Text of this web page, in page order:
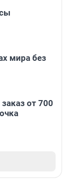
мира без
от 700